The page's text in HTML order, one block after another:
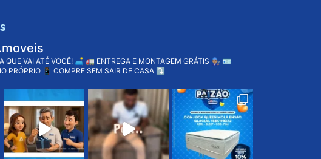
QUE VAI ATÉ VOCÊ! 🛋️ 🚛 ENTREGA E MONTAGEM GRÁTIS 👨🏽‍🔧 🪪
PRÓPRIO 📱 COMPRE SEM SAIR DE CASA ⤵️